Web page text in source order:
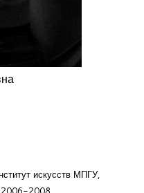
искусств МПГУ,